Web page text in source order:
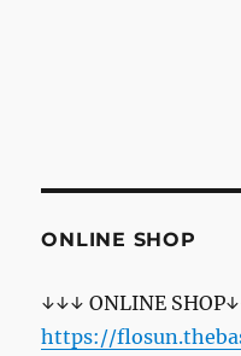
ONLINE SHOP
↓↓↓ ONLINE
https://